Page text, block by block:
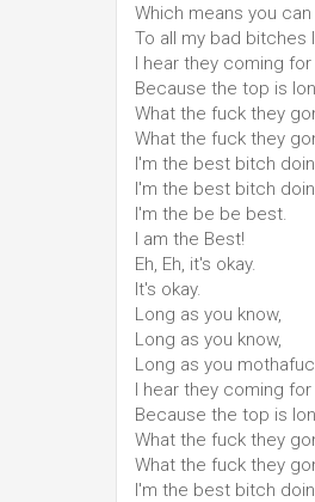
Which means you
To all my bad bitches
I hear they coming for
Because the top is
What the fuck they
What the fuck they
I'm the best bitch
I'm the best bitch
I'm the be be best.
I am the Best!
Eh, Eh, it's okay.
It's okay.
Long as you know,
Long as you know,
Long as you
I hear they coming for
Because the top is
What the fuck they
What the fuck they
I'm the best bitch